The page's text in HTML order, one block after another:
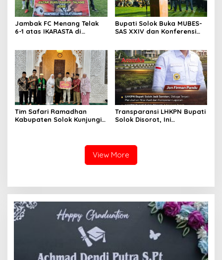
Jambak FC Menang Telak
6-1 atas IKARASTA di
Bupati Solok Buka MUBES-
SAS XXIV dan Konferensi
Tim Safari Ramadhan
Kabupaten Solok Kunjungi
Transparansi LHKPN Bupati
Solok Disorot, Ini
View More